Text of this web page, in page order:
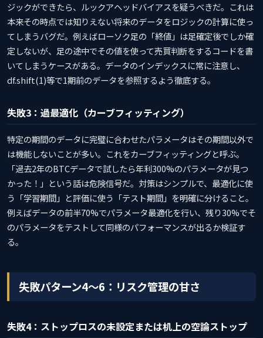
ジックができたら、ルックアヘッドバイアスを疑うべきだ。これは
本来その時点では知りえない将来のデータをロジックの計算に使っ
てしまうバグだ。例えばローソク足の「終値」は足確定後でしか確
定しないが、足の途中でその値を使って売買判断をするコードを書
いてしまうケースがある。データのインデックスに常に注意し、
df.shift(1)等で1期前のデータを参照するよう徹底する。
失敗3：過最適化（カーブフィッティング）
特定の期間のデータに完璧に合わせたパラメータはその期間以外で
は機能しないことが多い。これをカーブフィッティングと呼ぶ。
「過去2年のBTCデータで試したら年利300%のパラメータが見つ
かった！」という話は危険信号だ。対策はシンプルで、最適化に使
う「学習期間」と評価に使う「テスト期間」を明確に分けること。
例えばデータの前半70%でパラメータ最適化を行い、残り30%でそ
のパラメータをテストして同様のパフォーマンスが出るか検証す
る。
失敗パターン4〜6：リスク管理の甘さ
失敗4：ストップロスの未設定または机上の空論ストップ